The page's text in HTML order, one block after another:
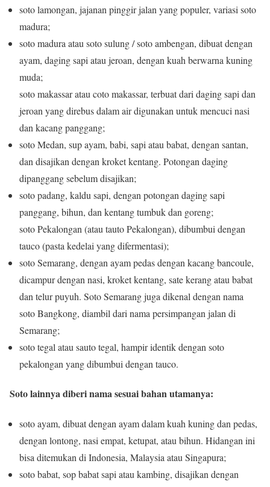
soto lamongan, jajanan pinggir jalan yang populer, variasi soto
madura;
soto madura atau soto sulung / soto ambengan, dibuat dengan
ayam, daging sapi atau jeroan, dengan kuah berwarna kuning
muda;
soto makassar atau coto makassar, terbuat dari daging sapi dan
jeroan yang direbus dalam air digunakan untuk mencuci nasi
dan kacang panggang;
soto Medan, sup ayam, babi, sapi atau babat, dengan santan,
dan disajikan dengan kroket kentang. Potongan daging
dipanggang sebelum disajikan;
soto padang, kaldu sapi, dengan potongan daging sapi
panggang, bihun, dan kentang tumbuk dan goreng;
soto Pekalongan (atau tauto Pekalongan), dibumbui dengan
tauco (pasta kedelai yang difermentasi);
soto Semarang, dengan ayam pedas dengan kacang bancoule,
dicampur dengan nasi, kroket kentang, sate kerang atau babat
dan telur puyuh. Soto Semarang juga dikenal dengan nama
soto Bangkong, diambil dari nama persimpangan jalan di
Semarang;
soto tegal atau sauto tegal, hampir identik dengan soto
pekalongan yang dibumbui dengan tauco.
Soto lainnya diberi nama sesuai bahan utamanya:
soto ayam, dibuat dengan ayam dalam kuah kuning dan pedas,
dengan lontong, nasi empat, ketupat, atau bihun. Hidangan ini
bisa ditemukan di Indonesia, Malaysia atau Singapura;
soto babat, sop babat sapi atau kambing, disajikan dengan